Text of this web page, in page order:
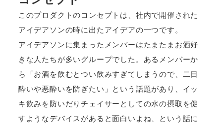
このプロダクトのコンセプトは、社内で開催された
アイデアソンの時に出たアイデアの一つです。
アイデアソンに集まったメンバーはたまたまお酒好
きな人たちが多いグループでした。あるメンバーか
ら「お酒を飲むとつい飲みすぎてしまうので、二日
酔いや悪酔いを防ぎたい」という話題があり、イッ
キ飲みを防いだりチェイサーとしての水の摂取を促
すようなデバイスがあると面白いよね、という話に